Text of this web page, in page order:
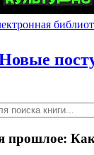
прошлое: